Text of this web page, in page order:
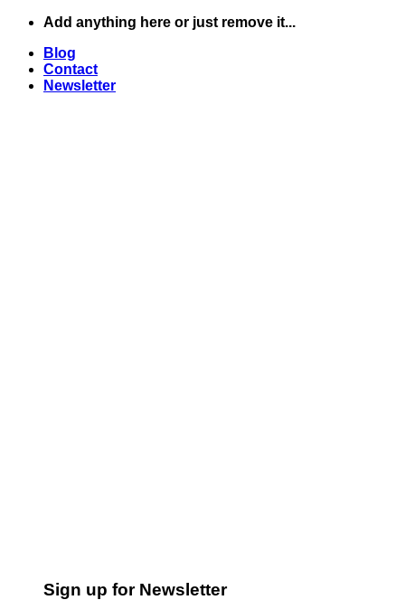
Skip
content
Add anything here or just remove it...
Blog
Contact
Newsletter
Sign up for Newsletter